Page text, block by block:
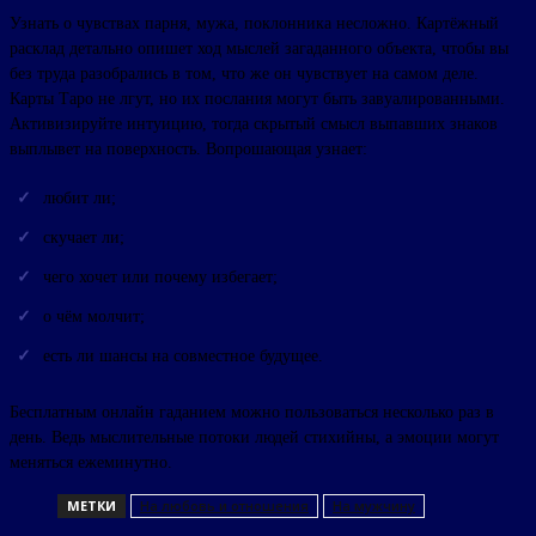
Узнать о чувствах парня, мужа, поклонника несложно. Картёжный
расклад детально опишет ход мыслей загаданного объекта, чтобы вы
без труда разобрались в том, что же он чувствует на самом деле.
Карты Таро не лгут, но их послания могут быть завуалированными.
Активизируйте интуицию, тогда скрытый смысл выпавших знаков
выплывет на поверхность. Вопрошающая узнает:
любит ли;
скучает ли;
чего хочет или почему избегает;
о чём молчит;
есть ли шансы на совместное будущее.
Бесплатным онлайн гаданием можно пользоваться несколько раз в
день. Ведь мыслительные потоки людей стихийны, а эмоции могут
меняться ежеминутно.
МЕТКИ На любовь и отношения На мужчину